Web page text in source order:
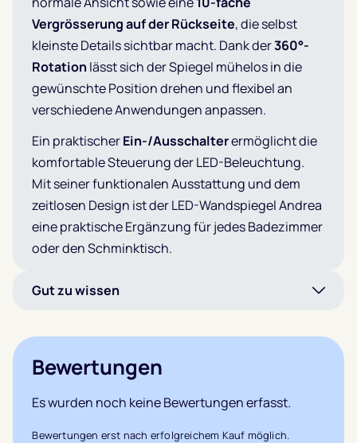
Vergrösserung auf der Rückseite, die selbst
kleinste Details sichtbar macht. Dank der360°-
Rotation lässt sich der Spiegel mühelos in die
gewünschte Position drehen und flexibel an
verschiedene Anwendungen anpassen.
Ein praktischerEin-/Ausschalterermöglicht die
komfortable Steuerung der LED-Beleuchtung.
Mit seiner funktionalen Ausstattung und dem
zeitlosen Design ist der LED-Wandspiegel Andrea
eine praktische Ergänzung für jedes Badezimmer
oder den Schminktisch.
Gut zu wissen
Bewertungen
Es wurden noch keine Bewertungen erfasst.
Bewertungen erst nach erfolgreichem Kauf möglich.